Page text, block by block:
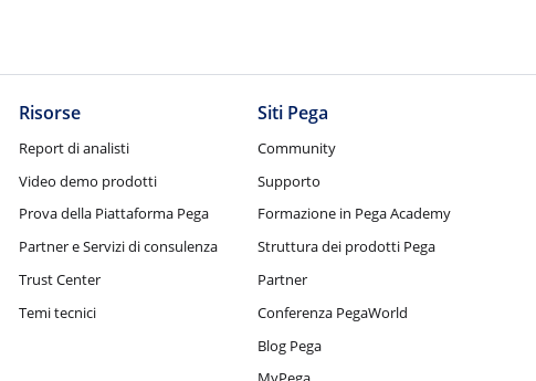
Risorse
Report di analisti
Video demo prodotti
Prova della Piattaforma Pega
Partner e Servizi di consulenza
Trust Center
Temi tecnici
Siti Pega
Community
Supporto
Formazione in Pega Academy
Struttura dei prodotti Pega
Partner
Conferenza PegaWorld
Blog Pega